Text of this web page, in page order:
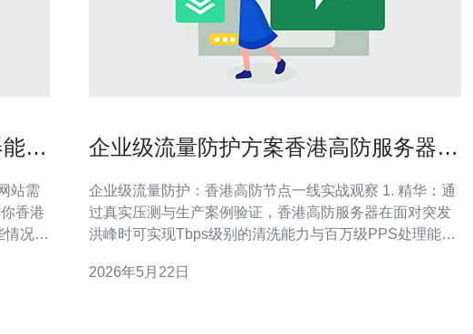
否
站需
情况下
你把
企业级流量防护方案香港高防服务器节
企业级流量防护：香港高防节点一线实战观察 1. 精华：通
过真实压测与生产案例验证，香港高防服务器在面对突发
洪峰时可实现Tbps级别的清洗能力与百万级PPS处理能
是单一设备，而是基于Anycast+多运营商直连的复合架
2026年5月22日